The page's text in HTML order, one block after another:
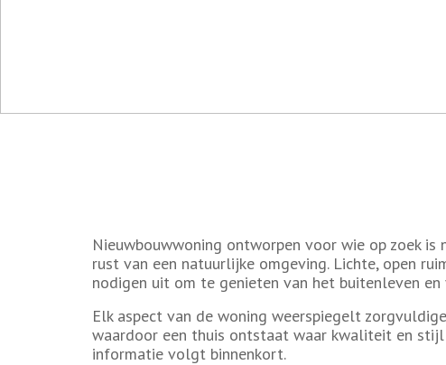
Nieuwbouwwoning ontworpen voor wie op zoek
rust van een natuurlijke omgeving. Lichte, open
nodigen uit om te genieten van het buitenleven
Elk aspect van de woning weerspiegelt
waardoor een thuis ontstaat waar kwaliteit en stijl
informatie volgt binnenkort.